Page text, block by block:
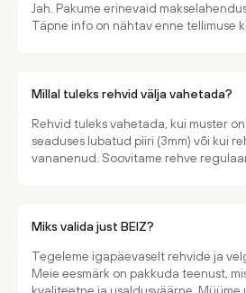
Jah. Pakume erinevaid
Täpne info on nähtav enne tellimuse
Millal tuleks rehvid välja vahetada?
Rehvid tuleks vahetada, kui muster
seaduses lubatud piiri (3mm) või kui
vananenud. Soovitame rehve
Miks valida just BEIZ?
Tegeleme igapäevaselt rehvide ja
Meie eesmärk on pakkuda teenust,